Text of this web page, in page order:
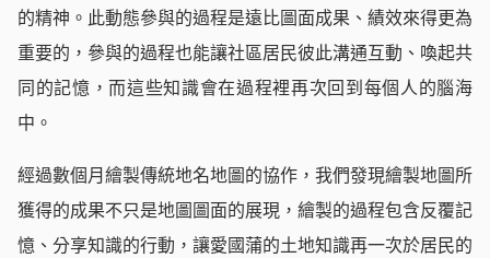
的精神。此動態參與的過程是遠比圖面成果、績效來得更為
重要的，參與的過程也能讓社區居民彼此溝通互動、喚起共
同的記憶，而這些知識會在過程裡再次回到每個人的腦海
中。
經過數個月繪製傳統地名地圖的協作，我們發現繪製地圖所
獲得的成果不只是地圖圖面的展現，繪製的過程包含反覆記
憶、分享知識的行動，讓愛國蒲的土地知識再一次於居民的